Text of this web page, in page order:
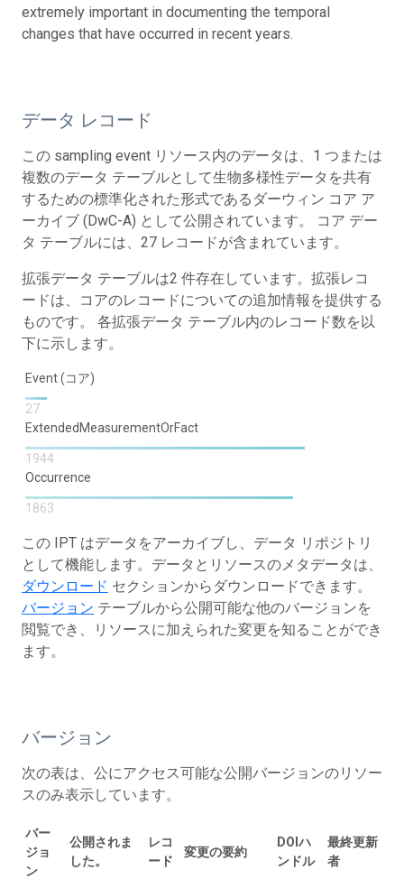
extremely important in documenting the temporal
changes that have occurred in recent years.
データ レコード
この sampling event リソース内のデータは、1 つまたは
複数のデータ テーブルとして生物多様性データを共有
するための標準化された形式であるダーウィン コア ア
ーカイブ (DwC-A) として公開されています。 コア デー
タ テーブルには、27 レコードが含まれています。
拡張データ テーブルは2 件存在しています。拡張レコ
ードは、コアのレコードについての追加情報を提供する
ものです。 各拡張データ テーブル内のレコード数を以
下に示します。
Event (コア)
27
ExtendedMeasurementOrFact
1944
Occurrence
1863
この IPT はデータをアーカイブし、データ リポジトリ
として機能します。データとリソースのメタデータは、
ダウンロード セクションからダウンロードできます。
バージョン テーブルから公開可能な他のバージョンを
閲覧でき、リソースに加えられた変更を知ることができ
ます。
バージョン
次の表は、公にアクセス可能な公開バージョンのリソー
スのみ表示しています。
バー
ジョ
ン
公開されま
した。
レコ
ード
変更の要約
DOIハ
ンドル
最終更新
者